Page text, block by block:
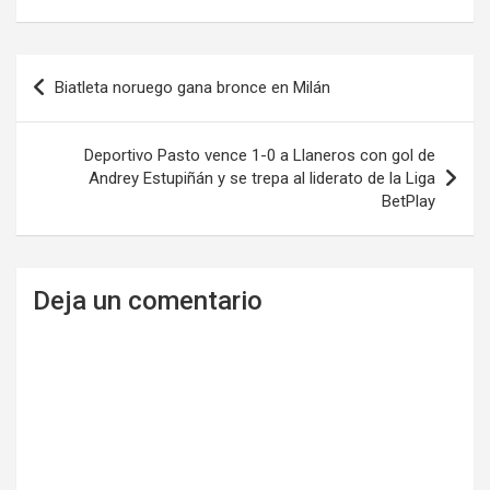
Navegación
de
entradas
Biatleta noruego gana bronce en Milán
Deportivo Pasto vence 1-0 a Llaneros con gol de
Andrey Estupiñán y se trepa al liderato de la Liga
BetPlay
Deja un comentario